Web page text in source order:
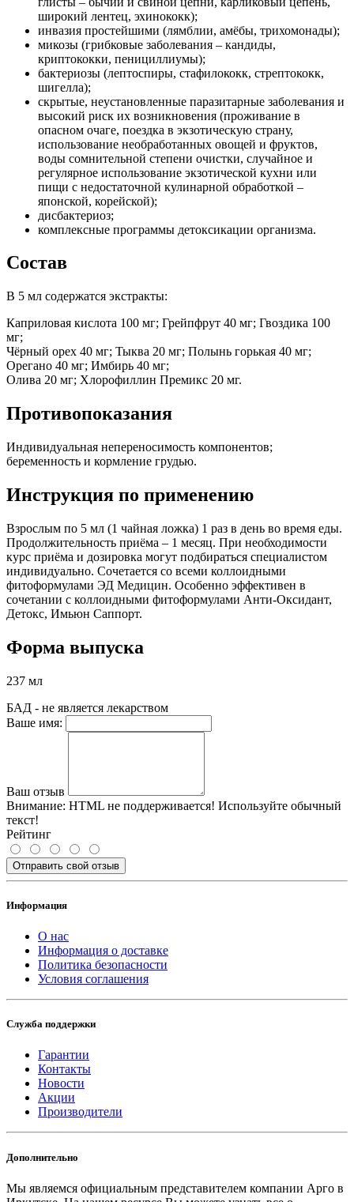
широкий лентец, эхинококк);
инвазия простейшими (лямблии, амёбы, трихомонады);
микозы (грибковые заболевания – кандиды,
криптококки, пенициллиумы);
бактериозы (лептоспиры, стафилококк, стрептококк,
шигелла);
скрытые, неустановленные паразитарные заболевания и
высокий риск их возникновения (проживание в
опасном очаге, поездка в экзотическую страну,
использование необработанных овощей и фруктов,
воды сомнительной степени очистки, случайное и
регулярное использование экзотической кухни или
пищи с недостаточной кулинарной обработкой –
японской, корейской);
дисбактериоз;
комплексные программы детоксикации организма.
Состав
В 5 мл содержатся экстракты:
Каприловая кислота 100 мг; Грейпфрут 40 мг; Гвоздика 100
мг;
Чёрный орех 40 мг; Тыква 20 мг; Полынь горькая 40 мг;
Орегано 40 мг; Имбирь 40 мг;
Олива 20 мг; Хлорофиллин Премикс 20 мг.
Противопоказания
Индивидуальная непереносимость компонентов;
беременность и кормление грудью.
Инструкция по применению
Взрослым по 5 мл (1 чайная ложка) 1 раз в день во время еды.
Продолжительность приёма – 1 месяц. При необходимости
курс приёма и дозировка могут подбираться специалистом
индивидуально. Сочетается со всеми коллоидными
фитоформулами ЭД Медицин. Особенно эффективен в
сочетании с коллоидными фитоформулами Анти-Оксидант,
Детокс, Имьюн Саппорт.
Форма выпуска
237 мл
БАД - не является лекарством
Ваше имя:
Ваш отзыв
Внимание: HTML не поддерживается! Используйте обычный
текст!
Рейтинг
Отправить свой отзыв
Информация
О нас
Информация о доставке
Политика безопасности
Условия соглашения
Служба поддержки
Гарантии
Контакты
Новости
Акции
Производители
Дополнительно
Мы являемся официальным представителем компании Арго в